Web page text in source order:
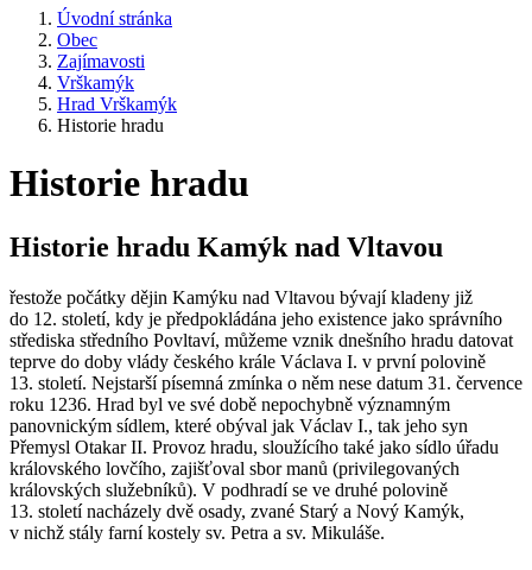
Úvodní stránka
Obec
Zajímavosti
Vrškamýk
Hrad Vrškamýk
Historie hradu
Historie hradu
Historie hradu Kamýk nad Vltavou
řestože počátky dějin Kamýku nad Vltavou bývají kladeny již
do 12. století, kdy je předpokládána jeho existence jako správního
střediska středního Povltaví, můžeme vznik dnešního hradu datovat
teprve do doby vlády českého krále Václava I. v první polovině
13. století. Nejstarší písemná zmínka o něm nese datum 31. července
roku 1236. Hrad byl ve své době nepochybně významným
panovnickým sídlem, které obýval jak Václav I., tak jeho syn
Přemysl Otakar II. Provoz hradu, sloužícího také jako sídlo úřadu
královského lovčího, zajišťoval sbor manů (privilegovaných
královských služebníků). V podhradí se ve druhé polovině
13. století nacházely dvě osady, zvané Starý a Nový Kamýk,
v nichž stály farní kostely sv. Petra a sv. Mikuláše.